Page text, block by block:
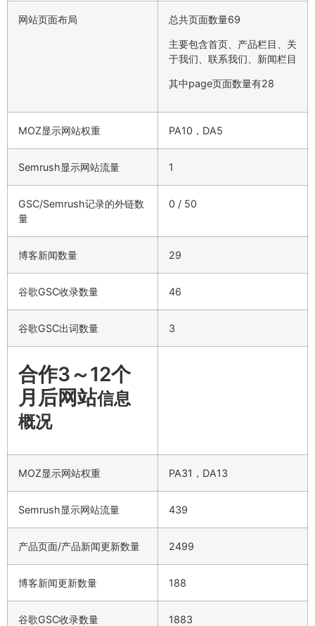
网站页面布局 总共页面数量69
主要包含首页、产品栏目、关
于我们、联系我们、新闻栏目
其中page页面数量有28
MOZ显示网站权重 PA10，DA5
Semrush显示网站流量 1
GSC/Semrush记录的外链数
量
0 / 50
博客新闻数量 29
谷歌GSC收录数量 46
谷歌GSC出词数量 3
合作3～12个
月后网站信息
概况
MOZ显示网站权重 PA31，DA13
Semrush显示网站流量 439
产品页面/产品新闻更新数量 2499
博客新闻更新数量 188
谷歌GSC收录数量 1883